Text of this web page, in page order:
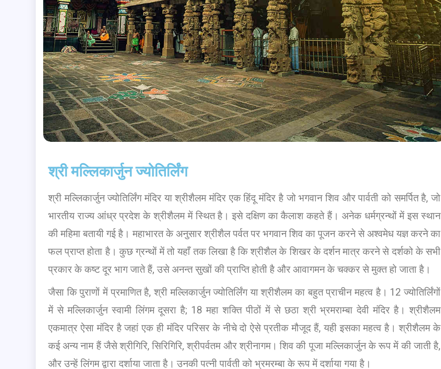
श्री मल्लिकार्जुन ज्योतिर्लिंग
श्री मल्लिकार्जुन ज्योतिर्लिंग मंदिर या श्रीशैलम मंदिर एक हिंदू मंदिर है जो भगवान शिव और पार्वती को समर्पित है, जो
भारतीय राज्य आंध्र प्रदेश के श्रीशैलम में स्थित है। इसे दक्षिण का कैलाश कहते हैं। अनेक धर्मग्रन्थों में इस स्थान
की महिमा बतायी गई है। महाभारत के अनुसार श्रीशैल पर्वत पर भगवान शिव का पूजन करने से अश्वमेध यज्ञ करने का
फल प्राप्त होता है। कुछ ग्रन्थों में तो यहाँ तक लिखा है कि श्रीशैल के शिखर के दर्शन मात्र करने से दर्शको के सभी
प्रकार के कष्ट दूर भाग जाते हैं, उसे अनन्त सुखों की प्राप्ति होती है और आवागमन के चक्कर से मुक्त हो जाता है।
जैसा कि पुराणों में प्रमाणित है, श्री मल्लिकार्जुन ज्योतिर्लिंग या श्रीशैलम का बहुत प्राचीन महत्व है। 12 ज्योतिर्लिंगों
में से मल्लिकार्जुन स्वामी लिंगम दूसरा है; 18 महा शक्ति पीठों में से छठा श्री भ्रमराम्बा देवी मंदिर है। श्रीशैलम
एकमात्र ऐसा मंदिर है जहां एक ही मंदिर परिसर के नीचे दो ऐसे प्रतीक मौजूद हैं, यही इसका महत्व है। श्रीशैलम के
कई अन्य नाम हैं जैसे श्रीगिरि, सिरिगिरि, श्रीपर्वतम और श्रीनागम। शिव की पूजा मल्लिकार्जुन के रूप में की जाती है,
और उन्हें लिंगम द्वारा दर्शाया जाता है। उनकी पत्नी पार्वती को भ्रमरम्बा के रूप में दर्शाया गया है।